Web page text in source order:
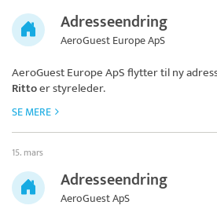
Adresseendring
AeroGuest Europe ApS
AeroGuest Europe ApSflytter til ny
Rittoer styreleder.
SE MERE
15. mars
Adresseendring
AeroGuest ApS